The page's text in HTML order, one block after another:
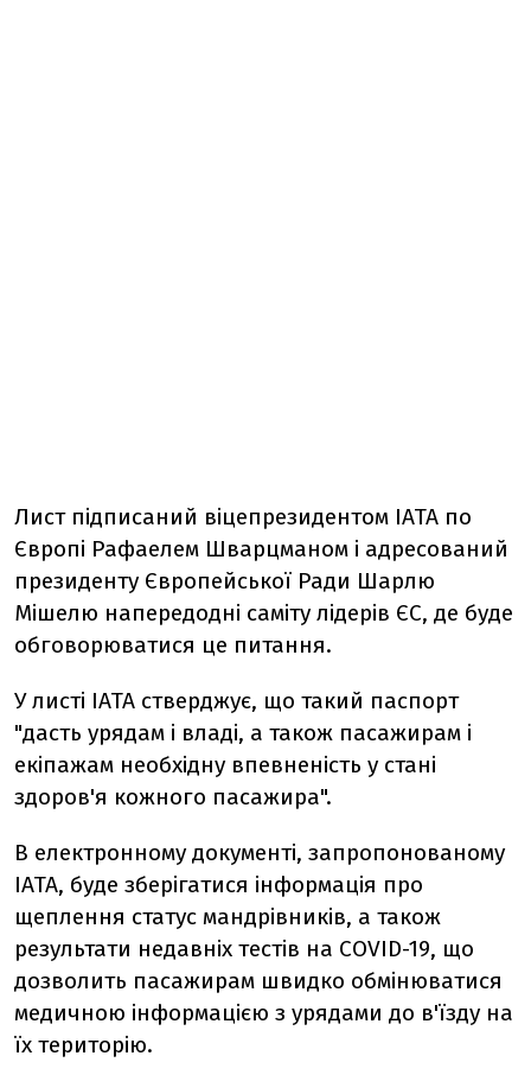
Лист підписаний віцепрезидентом IATA по
Європі Рафаелем Шварцманом і адресований
президенту Європейської Ради Шарлю
Мішелю напередодні саміту лідерів ЄС, де буде
обговорюватися це питання.
У листі IATA стверджує, що такий паспорт
"дасть урядам і владі, а також пасажирам і
екіпажам необхідну впевненість у стані
здоров'я кожного пасажира".
В електронному документі, запропонованому
IATA, буде зберігатися інформація про
щеплення статус мандрівників, а також
результати недавніх тестів на COVID-19, що
дозволить пасажирам швидко обмінюватися
медичною інформацією з урядами до в'їзду на
їх територію.